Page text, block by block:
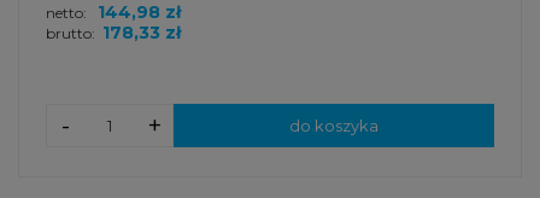
brutto: 178,33 zł
netto: 144,98 zł
+
- do koszyka